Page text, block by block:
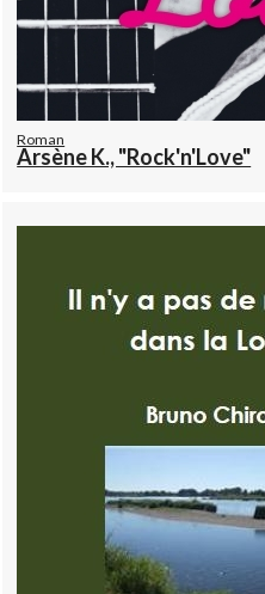
Roman
Arsène K., "Rock'n'Love"